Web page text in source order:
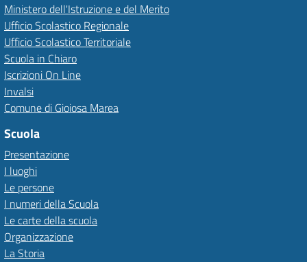
Ministero dell'Istruzione e del Merito
Ufficio Scolastico Regionale
Ufficio Scolastico Territoriale
Scuola in Chiaro
Iscrizioni On Line
Invalsi
Comune di Gioiosa Marea
Scuola
Presentazione
I luoghi
Le persone
I numeri della Scuola
Le carte della scuola
Organizzazione
La Storia